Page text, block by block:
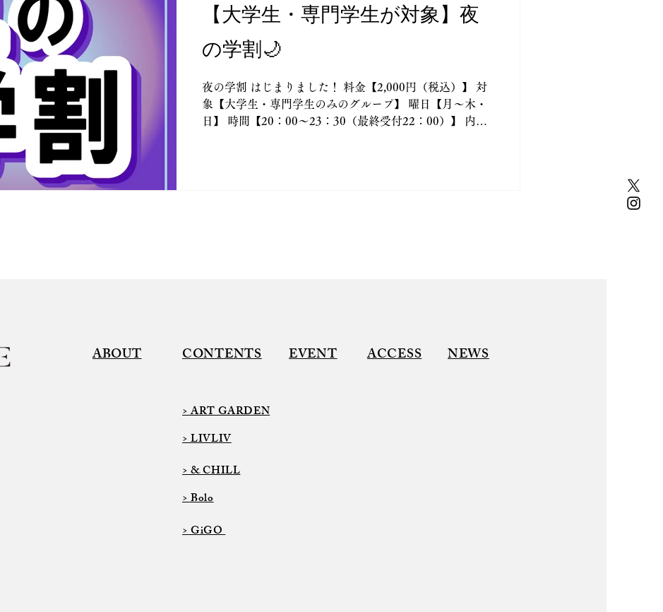
【大学生・専門学生が対象】夜
の学割🌙
夜の学割 はじまりました！ 料金【2,000円（税込）】 対
象【大学生・専門学生のみのグループ】 曜日【月～木・
日】 時間【20：00～23：30（最終受付22：00）】 内容
ABOUT CONTENTS EVENT ACCESS NEWS
> ART GARDEN
> LIVLIV
> & CHILL
> Bolo
> GiGO